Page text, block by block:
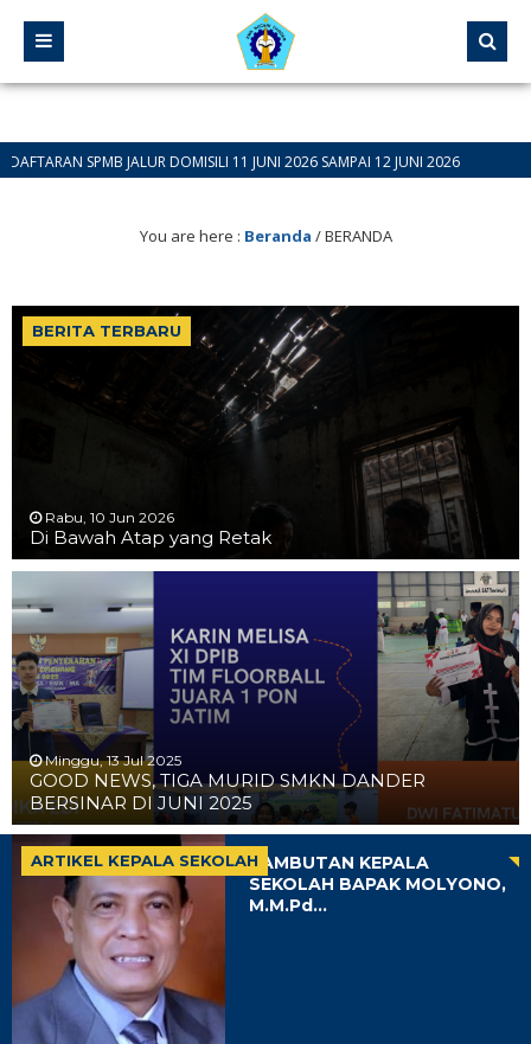
JALUR DOMISILI 11 JUNI 2026 SAMPAI 12 JUNI 2026
You are here : Beranda /BERANDA
BERITA TERBARU
Rabu, 10 Jun 2026
Di Bawah Atap yang Retak
Minggu, 13 Jul 2025
GOOD NEWS, TIGA MURID SMKN DANDER
BERSINAR DI JUNI 2025
ARTIKEL KEPALA SEKOLAHSAMBUTAN KEPALA
SEKOLAH BAPAK MOLYONO,
M.M.Pd...